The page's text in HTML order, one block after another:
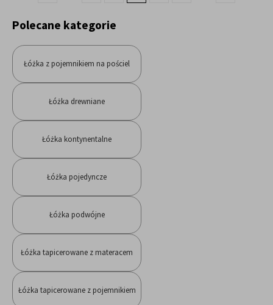
Polecane kategorie
Łóżka z pojemnikiem na pościel
Łóżka drewniane
Łóżka kontynentalne
Łóżka pojedyncze
Łóżka podwójne
Łóżka tapicerowane z materacem
Łóżka tapicerowane z pojemnikiem